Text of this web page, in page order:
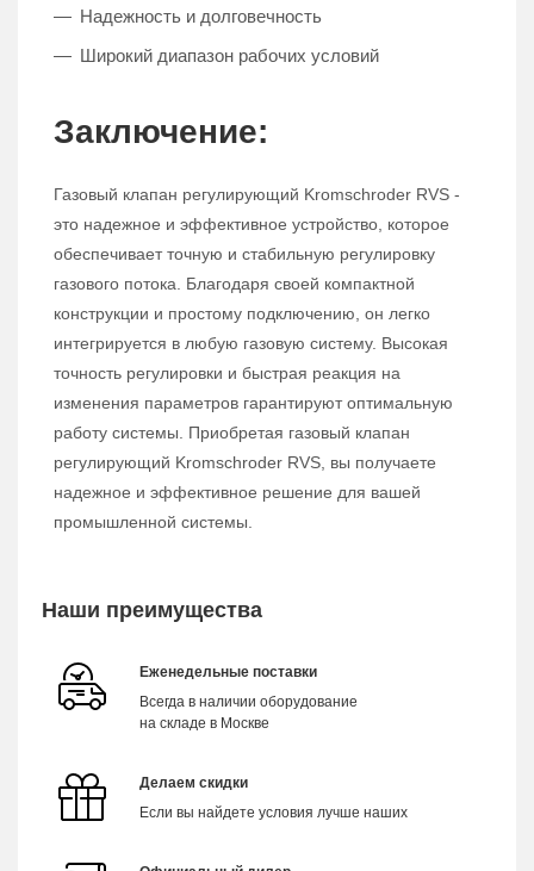
Надежность и долговечность
Широкий диапазон рабочих условий
Заключение:
Газовый клапан регулирующий Kromschroder RVS -
это надежное и эффективное устройство, которое
обеспечивает точную и стабильную регулировку
газового потока. Благодаря своей компактной
конструкции и простому подключению, он легко
интегрируется в любую газовую систему. Высокая
точность регулировки и быстрая реакция на
изменения параметров гарантируют оптимальную
работу системы. Приобретая газовый клапан
регулирующий Kromschroder RVS, вы получаете
надежное и эффективное решение для вашей
промышленной системы.
Наши преимущества
Еженедельные поставки
Всегда в наличии оборудование
на складе в Москве
Делаем скидки
Если вы найдете условия лучше наших